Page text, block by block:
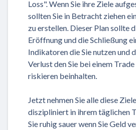
Loss". Wenn Sie ihre Ziele
sollten Sie in Betracht ziehen
zu erstellen. Dieser Plan sollte
Eröffnung und die Schließung
Indikatoren die Sie nutzen und
Verlust den Sie bei einem
riskieren beinhalten.
Jetzt nehmen Sie alle diese
diszipliniert in ihrem täglichen
Sie ruhig sauer wenn Sie Geld